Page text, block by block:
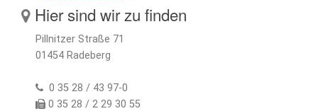
Hier sind wir zu finden
Pillnitzer Straße 71
01454 Radeberg
0 35 28 / 43 97-0
0 35 28 / 2 29 30 55